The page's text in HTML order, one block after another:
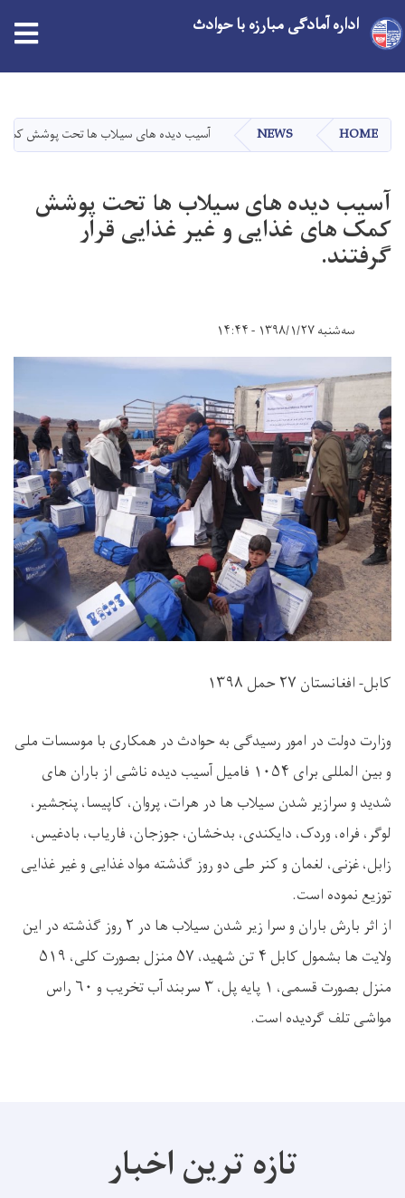
main
content
اداره آمادگی مبارزه با حوادث
HOME
NEWS آسیب دیده های سیلاب ها تحت پوشش کمک
آسیب دیده های سیلاب ها تحت پوشش
کمک های غذایی و غیر غذایی قرار
گرفتند.
سه‌شنبه ۱۳۹۸/۱/۲۷ - ۱۴:۴۴
کابل- افغانستان ۲۷ حمل ۱۳۹۸
وزارت دولت در امور رسیدگی به حوادث در همکاری با موسسات ملی
و بین المللی برای ۱۰۵۴ فامیل آسیب دیده ناشی از باران های
شدید و سرازیر شدن سیلاب ها در هرات، پروان، کاپیسا، پنجشیر،
لوگر، فراه، وردک، دایکندی، بدخشان، جوزجان، فاریاب، بادغیس،
زابل، غزنی، لغمان و کنر طی دو روز گذشته مواد غذایی و غیر غذایی
توزیع نموده است.
از اثر بارش باران و سرا زیر شدن سیلاب ها در ۲ روز گذشته در این
ولایت ها بشمول کابل ۴ تن شهید، ۵۷ منزل بصورت کلی، ۵۱۹
منزل بصورت قسمی، ۱ پایه پل، ۳ سربند آب تخریب و ۶۰ راس
مواشی تلف گردیده است.
تازه ترین اخبار